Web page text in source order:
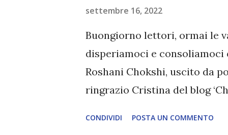
braccati da chi vorrebbe
nascoste le loro capacità
pericolosi trovano comunque
novel, scritto da Leigh...
settembre 16, 2022
Buongiorno lettori, ormai le
disperiamoci e consoliamoci
Roshani Chokshi, uscito da
ringrazio Cristina del blog
CONDIVIDI POSTA UN COMMENTO